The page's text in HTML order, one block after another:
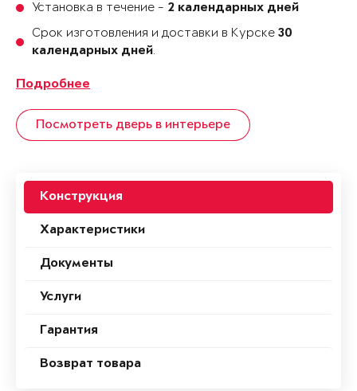
Установка в течение - 2 календарных дней
Срок изготовления и доставки в Курске 30
календарных дней.
Подробнее
Посмотреть дверь в интерьере
Конструкция
Характеристики
Документы
Услуги
Гарантия
Возврат товара